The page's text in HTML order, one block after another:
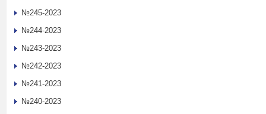
№245-2023
№244-2023
№243-2023
№242-2023
№241-2023
№240-2023